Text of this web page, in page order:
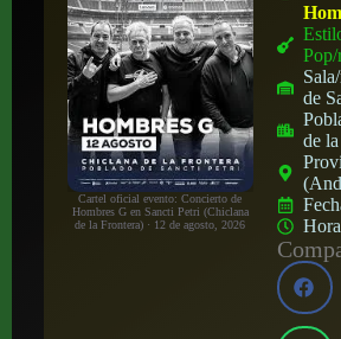
Cartel oficial evento: Concierto de
Hombres G en Sancti Petri (Chiclana
de la Frontera) · 12 de agosto, 2026
de
de